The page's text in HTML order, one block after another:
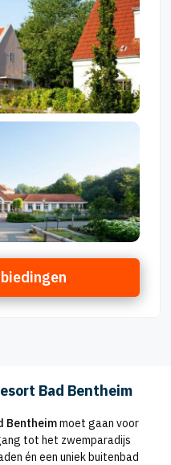
Bad Bentheim
Bentheimmoet gaan voor
tot het zwemparadijs
én een uniek buitenbad